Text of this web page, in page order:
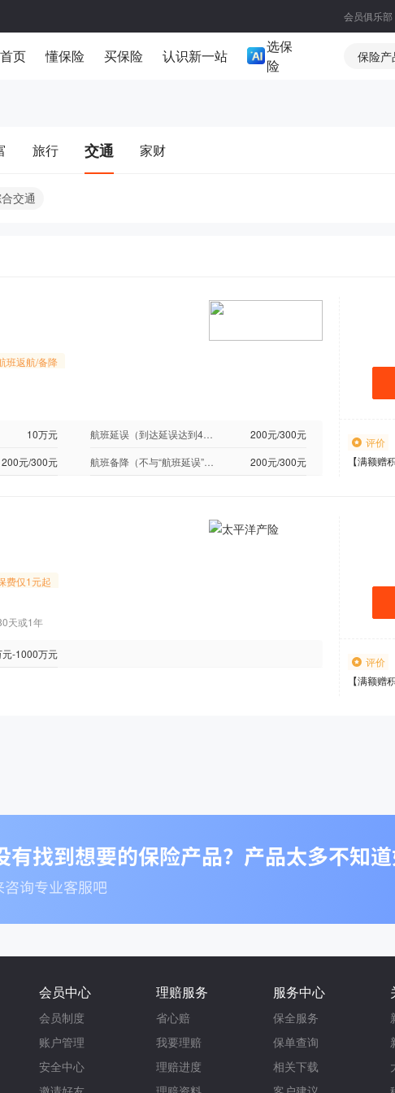
会员俱乐部
首页 懂保险 买保险 认识新一站
选保
险
保险产
旅行 交通 家财
交通
班返航/备降
10万元 航班延误（到达延误达到4小时及以上赔付，以保险金额为限，不与“航班返航”、“航班备降”责任叠加赔付）
200元/300元
200元/300元 航班备降（不与“航班延误”、“航班返航”责任叠加赔付） 200元/300元
评价
【满额赠
费仅1元起
天或1年
元-1000万元
评价
【满额赠
会员中心
会员制度
账户管理
安全中心
理赔服务
省心赔
我要理赔
理赔进度
服务中心
保全服务
保单查询
相关下载